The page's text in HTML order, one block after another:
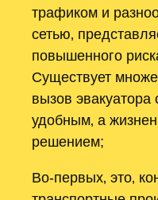
трафиком и
сетью‚
повышенного
Существует
вызов эвакуатора
удобным‚ а
решением;
Во-первых‚ это‚